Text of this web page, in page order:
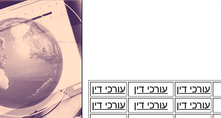
עורכי דין עורכי דין עורכי דין
עורכי דין
עורכי דין עורכי דין